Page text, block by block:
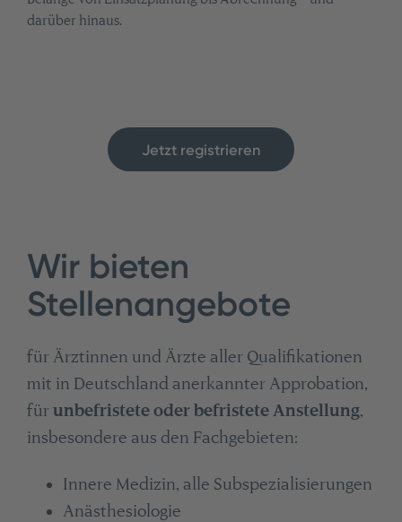
darüber hinaus.
Jetzt registrieren
Wir bieten
Stellenangebote
für Ärztinnen und Ärzte aller Qualifikationen
mit in Deutschland anerkannter Approbation,
fürunbefristete oder befristete Anstellung,
insbesondere aus den Fachgebieten:
Innere Medizin, alle Subspezialisierungen
Anästhesiologie